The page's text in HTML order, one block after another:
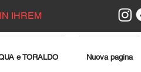
IHREM
e TORALDO Nuova pagina